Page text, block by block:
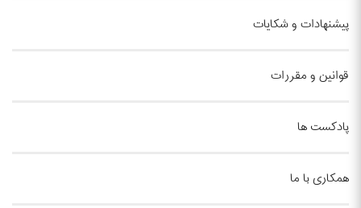
پیشنهادات و شکایات
قوانین و مقررات
پادکست ها
همکاری با ما